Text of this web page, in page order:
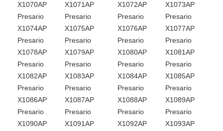
X1070AP
X1071AP
X1072AP
X1073AP
Presario
X1074AP
Presario
X1075AP
Presario
X1076AP
Presario
X1077AP
Presario
X1078AP
Presario
X1079AP
Presario
X1080AP
Presario
X1081AP
Presario
X1082AP
Presario
X1083AP
Presario
X1084AP
Presario
X1085AP
Presario
X1086AP
Presario
X1087AP
Presario
X1088AP
Presario
X1089AP
Presario
X1090AP
Presario
X1091AP
Presario
X1092AP
Presario
X1093AP